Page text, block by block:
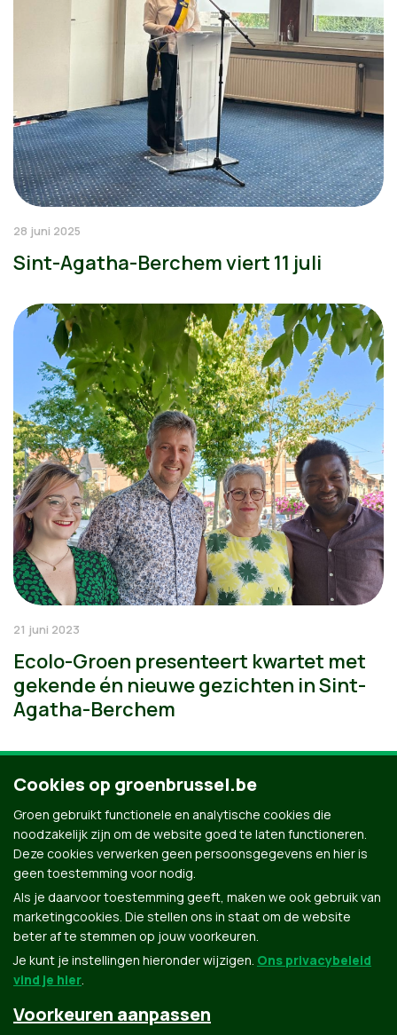
28 juni 2025
Sint-Agatha-Berchem viert 11 juli
21 juni 2023
Ecolo-Groen presenteert kwartet met
gekende én nieuwe gezichten in Sint-
Agatha-Berchem
Meer nieuws uit Sint-Agatha-Berchem
Groen.be
Cookies op groenbrussel.be
Groen gebruikt functionele en analytische cookies die
noodzakelijk zijn om de website goed te laten functioneren.
Deze cookies verwerken geen persoonsgegevens en hier is
geen toestemming voor nodig.
Als je daarvoor toestemming geeft, maken we ook gebruik van
marketingcookies. Die stellen ons in staat om de website
beter af te stemmen op jouw voorkeuren.
Je kunt je instellingen hieronder wijzigen. Ons privacybeleid
vind je hier.
Voorkeuren aanpassen